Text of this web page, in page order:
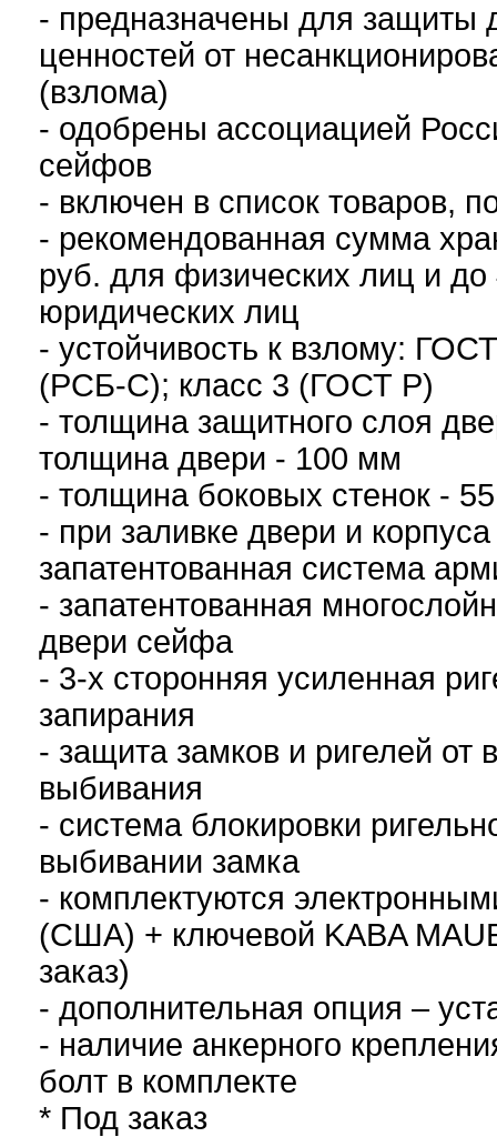
- предназначены для защиты
ценностей от
(взлома)
- одобрены ассоциацией
сейфов
- включен в список товаров,
- рекомендованная сумма
руб. для физических лиц и
юридических лиц
- устойчивость к взлому:
(РСБ-С); класс 3 (ГОСТ Р)
- толщина защитного слоя
толщина двери - 100 мм
- толщина боковых стенок -
- при заливке двери и
запатентованная система
- запатентованная
двери сейфа
- 3-х сторонняя усиленная
запирания
- защита замков и ригелей от
выбивания
- система блокировки
выбивании замка
- комплектуются
(США) + ключевой KABA
заказ)
- дополнительная опция –
- наличие анкерного
болт в комплекте
* Под заказ